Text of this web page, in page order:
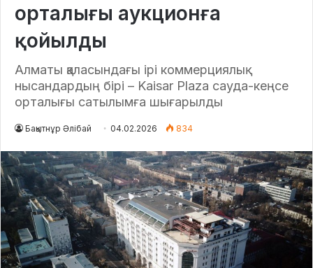
орталығы аукционға
қойылды
Алматы қаласындағы ірі коммерциялық
нысандардың бірі – Kaisar Plaza сауда-кеңсе
орталығы сатылымға шығарылды
Бақытнұр Әлібай 04.02.2026 834